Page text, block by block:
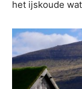
het ijskoude